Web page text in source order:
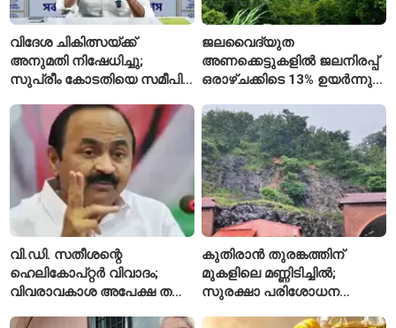
വിദേശ ചികിത്സയ്ക്ക്
അനുമതി നിഷേധിച്ചു;
സുപ്രീം കോടതിയെ സമീപിച്ച്
ജലവൈദ്യുത
അണക്കെട്ടുകളിൽ ജലനിരപ്പ്
ഒരാഴ്ചക്കിടെ 13% ഉയർന്നു;
ഇപ്പോഴും കുറവ്
വി.ഡി. സതീശന്റെ
ഹെലികോപ്റ്റർ വിവാദം;
വിവരാവകാശ അപേക്ഷ തള്ളി
കുതിരാൻ തുരങ്കത്തിന്
മുകളിലെ മണ്ണിടിച്ചിൽ;
സുരക്ഷാ പരിശോധന